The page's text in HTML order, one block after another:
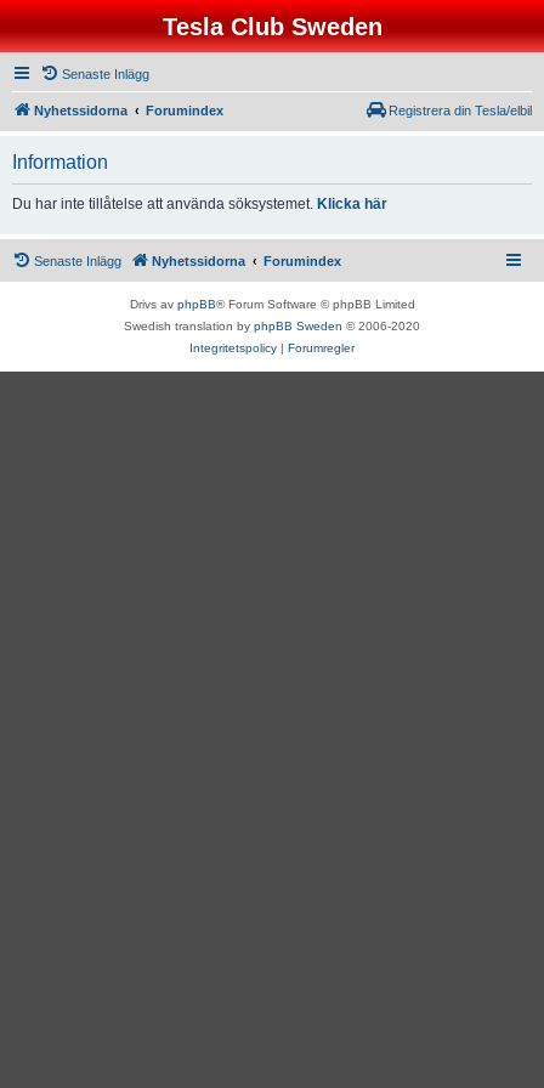
Tesla Club Sweden
Senaste Inlägg
Nyhetssidorna Forumindex Registrera din Tesla/elbil
Information
Du har inte tillåtelse att använda söksystemet. Klicka här
Senaste Inlägg Nyhetssidorna Forumindex
Drivs av phpBB® Forum Software © phpBB Limited
Swedish translation by phpBB Sweden © 2006-2020
Integritetspolicy | Forumregler